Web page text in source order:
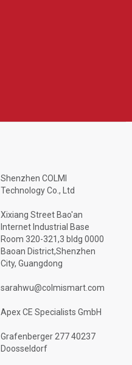
Shenzhen COLMI
Technology Co., Ltd
Xixiang Street Bao'an
Internet Industrial Base
Room 320-321,3 bldg 0000
Baoan District,Shenzhen
City, Guangdong
sarahwu@colmismart.com
Apex CE Specialists GmbH
Grafenberger 277 40237
Doosseldorf